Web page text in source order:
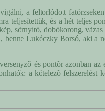
a feltorlódott
és a hét teljes
sörnyitó, dobókorong,
Lukóczky Borsó, aki a
és pontõr azonban
a kötelezõ